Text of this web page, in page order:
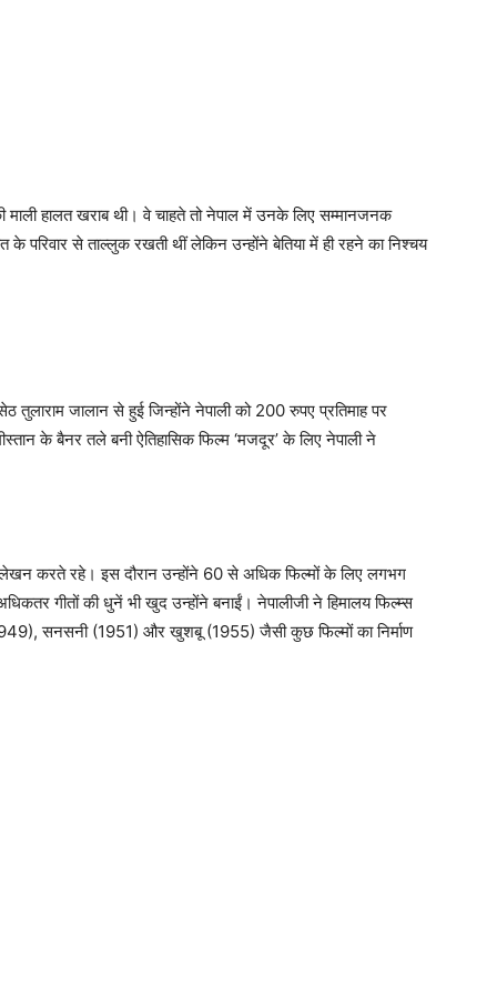
हालत खराब थी। वे चाहते तो नेपाल में उनके लिए सम्मानजनक
के परिवार से ताल्लुक रखती थीं लेकिन उन्होंने बेतिया में ही रहने का निश्चय
जालान से हुई जिन्होंने नेपाली को 200 रुपए प्रतिमाह पर
के बैनर तले बनी ऐतिहासिक फिल्म ‘मजदूर’ के लिए नेपाली ने
करते रहे। इस दौरान उन्होंने 60 से अधिक फिल्मों के लिए लगभग
गीतों की धुनें भी खुद उन्होंने बनाईं। नेपालीजी ने हिमालय फिल्म्स
सनसनी (1951) और खुशबू (1955) जैसी कुछ फिल्मों का निर्माण